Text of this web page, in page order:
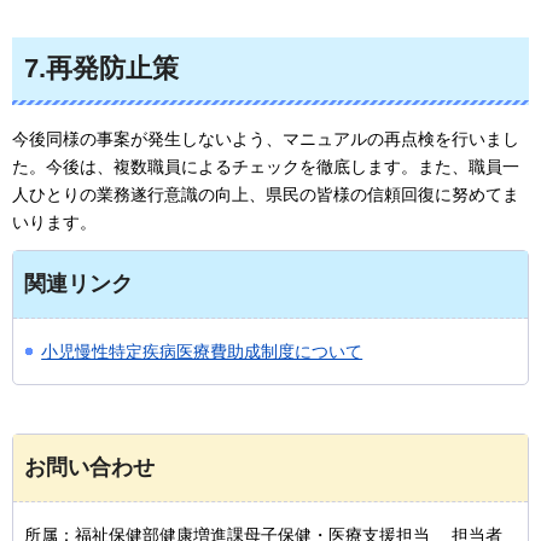
7.再発防止策
今後同様の事案が発生しないよう、マニュアルの再点検を行いまし
た。今後は、複数職員によるチェックを徹底します。また、職員一
人ひとりの業務遂行意識の向上、県民の皆様の信頼回復に努めてま
いります。
関連リンク
小児慢性特定疾病医療費助成制度について
お問い合わせ
所属：福祉保健部健康増進課母子保健・医療支援担当 担当者